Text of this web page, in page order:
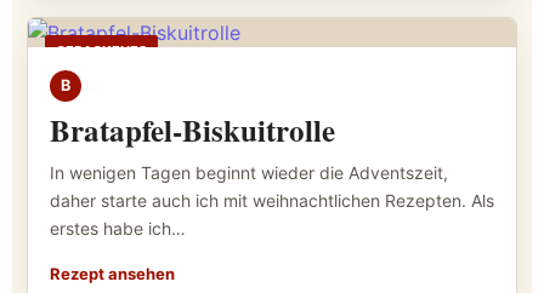
GEBACKENES
B
Bratapfel-Biskuitrolle
In wenigen Tagen beginnt wieder die Adventszeit,
daher starte auch ich mit weihnachtlichen Rezepten. Als
erstes habe ich…
Rezept ansehen